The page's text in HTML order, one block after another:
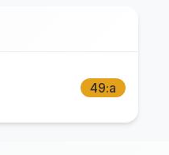
49:a